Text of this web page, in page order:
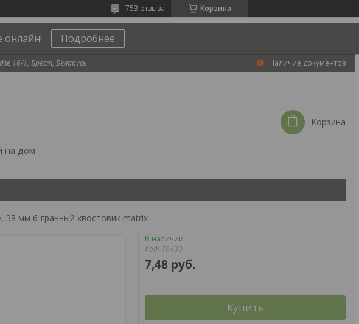
Корзина
753 отзыва
онлайн! Подробнее
16/1, Брест, Беларусь Наличие документов
на дом
Корзина
38 мм 6-гранный хвостовик matrix
В наличии
Код: 70430
7,48 руб.
Купить